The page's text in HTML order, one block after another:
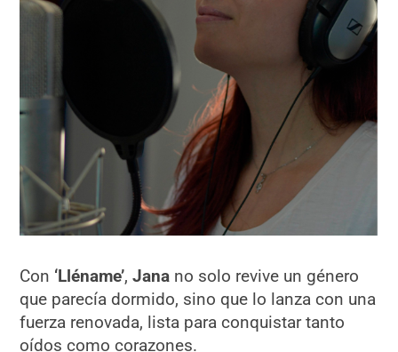
Con ‘Lléname’,Jana no solo revive un género
que parecía dormido, sino que lo lanza con una
fuerza renovada, lista para conquistar tanto
oídos como corazones.